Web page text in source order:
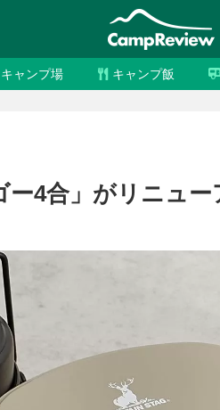
キャンプ場 キャンプ飯
4合」がリニュ